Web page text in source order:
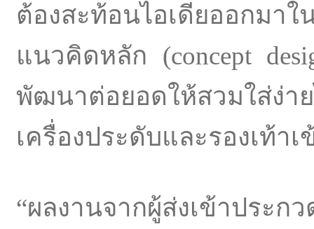
ต้องสะท้อนไอเดียออก
แนวคิดหลัก (concept
พัฒนาต่อยอดให้สวมใส่
เครื่องประดับและรองเท้า
“ผลงานจากผู้ส่งเข้าประก